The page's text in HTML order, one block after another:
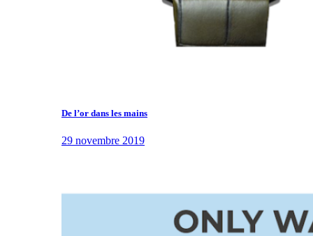
De l’or dans les mains
29 novembre 2019